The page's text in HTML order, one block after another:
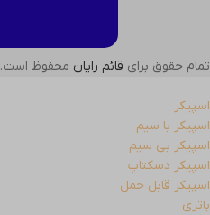
تمام حقوق برای قائم رایان محفوظ است.
اسپیکر
اسپیکر با سیم
اسپیکر بی سیم
اسپیکر دسکتاپ
اسپیکر قابل حمل
باتری